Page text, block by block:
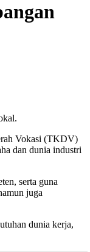
Vokasi (TKDV)
dan dunia industri
serta guna
juga
dunia kerja,